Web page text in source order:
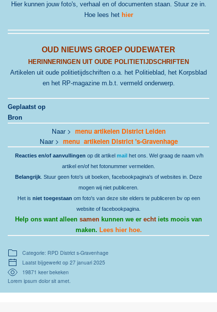
Hier kunnen jouw foto's, verhaal en of documenten staan. Stuur ze in.
Hoe lees het hier
OUD NIEUWS GROEP OUDEWATER
HERINNERINGEN UIT OUDE POLITIETIJDSCHRIFTEN
Artikelen uit oude politietijdschriften o.a. het Politieblad, het Korpsblad
en het RP-magazine m.b.t. vermeld onderwerp.
Geplaatst op
Bron
Naar > menu artikelen District Leiden
Naar > menu artikelen District 's-Gravenhage
Reacties en/of aanvullingen op dit artikel mail het ons. Wel graag de naam v/h
artikel en/of het fotonummer vermelden.
Belangrijk . Stuur geen foto's uit boeken, facebookpagina's of websites in. Deze
mogen wij niet publiceren.
Het is niet toegestaan om foto's van deze site elders te publiceren bv op een
website of facebookpagina.
Help ons want alleen samen kunnen we er echtiets moois van
maken. Lees hier hoe.
Categorie: RPD District s-Gravenhage
Laatst bijgewerkt op 27 januari 2025
19871 keer bekeken
Lorem ipsum dolor sit amet.